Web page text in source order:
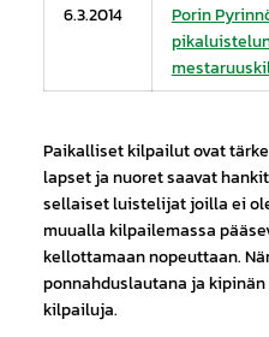
6.3.2014
Porin
Paikalliset kilpailut ovat
lapset ja nuoret saavat
sellaiset luistelijat joilla ei
muualla kilpailemassa
kellottamaan nopeuttaan.
ponnahduslautana ja
kilpailuja.